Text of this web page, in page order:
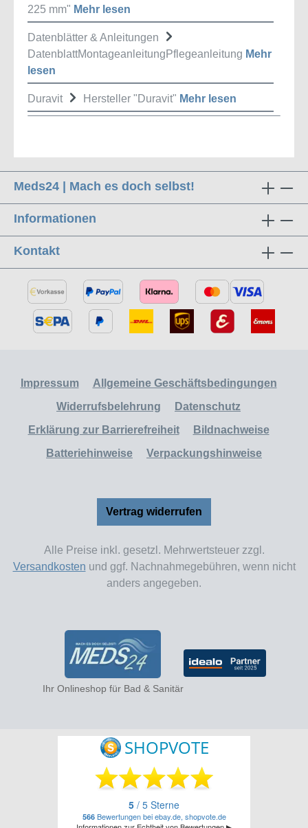
225 mm" Mehr lesen
Datenblätter & Anleitungen
DatenblattMontageanleitungPflegeanleitung Mehr
lesen
Duravit Hersteller "Duravit" Mehr lesen
Meds24 | Mach es doch selbst!
Informationen
Kontakt
Impressum
Allgemeine Geschäftsbedingungen
Widerrufsbelehrung
Datenschutz
Erklärung zur Barrierefreiheit
Bildnachweise
Batteriehinweise
Verpackungshinweise
Vertrag widerrufen
Alle Preise inkl. gesetzl. Mehrwertsteuer zzgl.
Versandkosten und ggf. Nachnahmegebühren, wenn nicht
anders angegeben.
Ihr Onlineshop für Bad & Sanitär